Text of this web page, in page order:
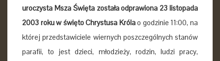
uroczysta Msza Święta została odprawiona 23 listopada
2003 roku w święto Chrystusa Królao godzinie 11:00, na
której przedstawiciele wiernych poszczególnych stanów
parafii, to jest dzieci, młodzieży, rodzin, ludzi pracy,